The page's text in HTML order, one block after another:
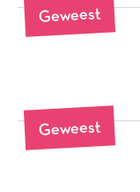
Geweest
Geweest